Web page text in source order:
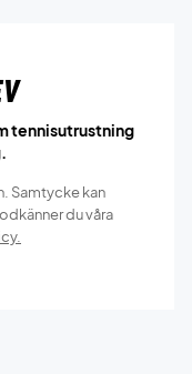
tennisutrustning
Samtycke kan
du våra